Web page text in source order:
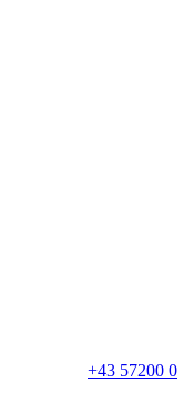
+43 57200 0